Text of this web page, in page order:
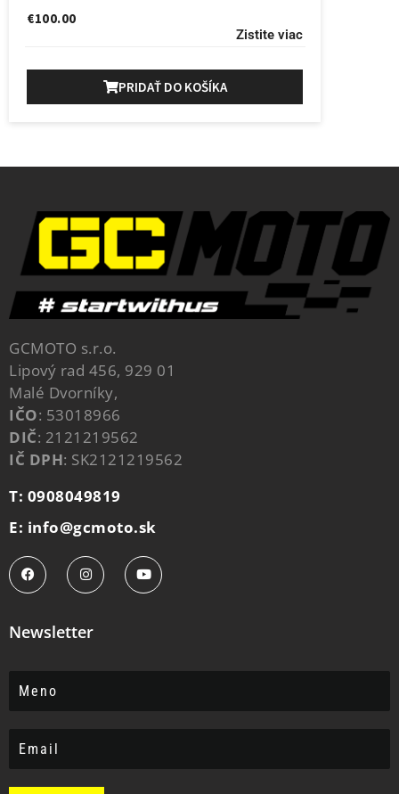
€100.00
Zistite viac
PRIDAŤ DO KOŠÍKA
GCMOTO s.r.o.
Lipový rad 456, 929 01
Malé Dvorníky,
IČO: 53018966
DIČ: 2121219562
IČ DPH: SK2121219562
T: 0908049819
E: info@gcmoto.sk
Newsletter